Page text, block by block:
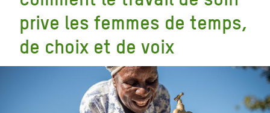
d'Ariane
prive les femmes de temps,
de choix et de voix